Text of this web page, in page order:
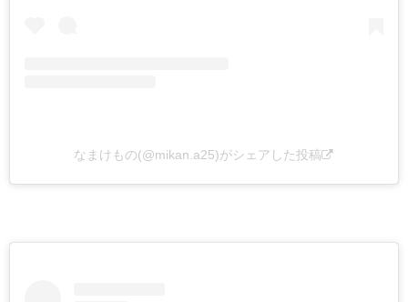
なまけもの(@mikan.a25)がシェアした投稿